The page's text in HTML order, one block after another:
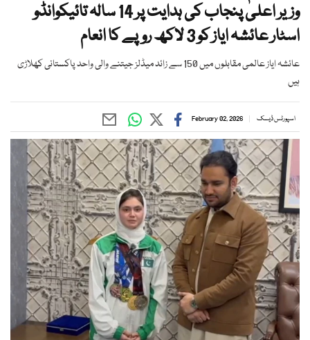
وزیر اعلیٰ پنجاب کی ہدایت پر 14 سالہ تائیکوانڈو
اسٹار عائشہ ایاز کو 3 لاکھ روپے کا انعام
عائشہ ایاز عالمی مقابلوں میں 150 سے زائد میڈلز جیتنے والی واحد پاکستانی کھلاڑی
ہیں
اسپورٹس ڈیسک February 02, 2026